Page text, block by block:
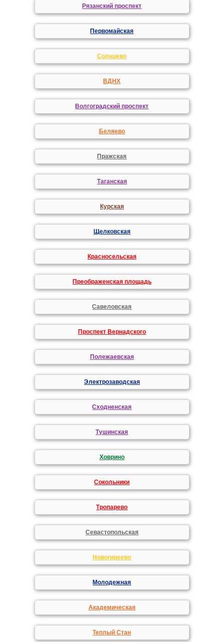
Рязанский проспект
Первомайская
Солнцево
ВДНХ
Волгоградский проспект
Беляево
Пражская
Таганская
Курская
Щелковская
Красносельская
Преображенская площадь
Савеловская
Проспект Вернадского
Полежаевская
Электрозаводская
Сходненская
Тушинская
Ховрино
Сокольники
Тропарево
Севастопольская
Новогиреево
Молодежная
Академическая
Теплый Стан